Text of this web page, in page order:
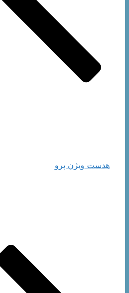
هدست ویژن پرو